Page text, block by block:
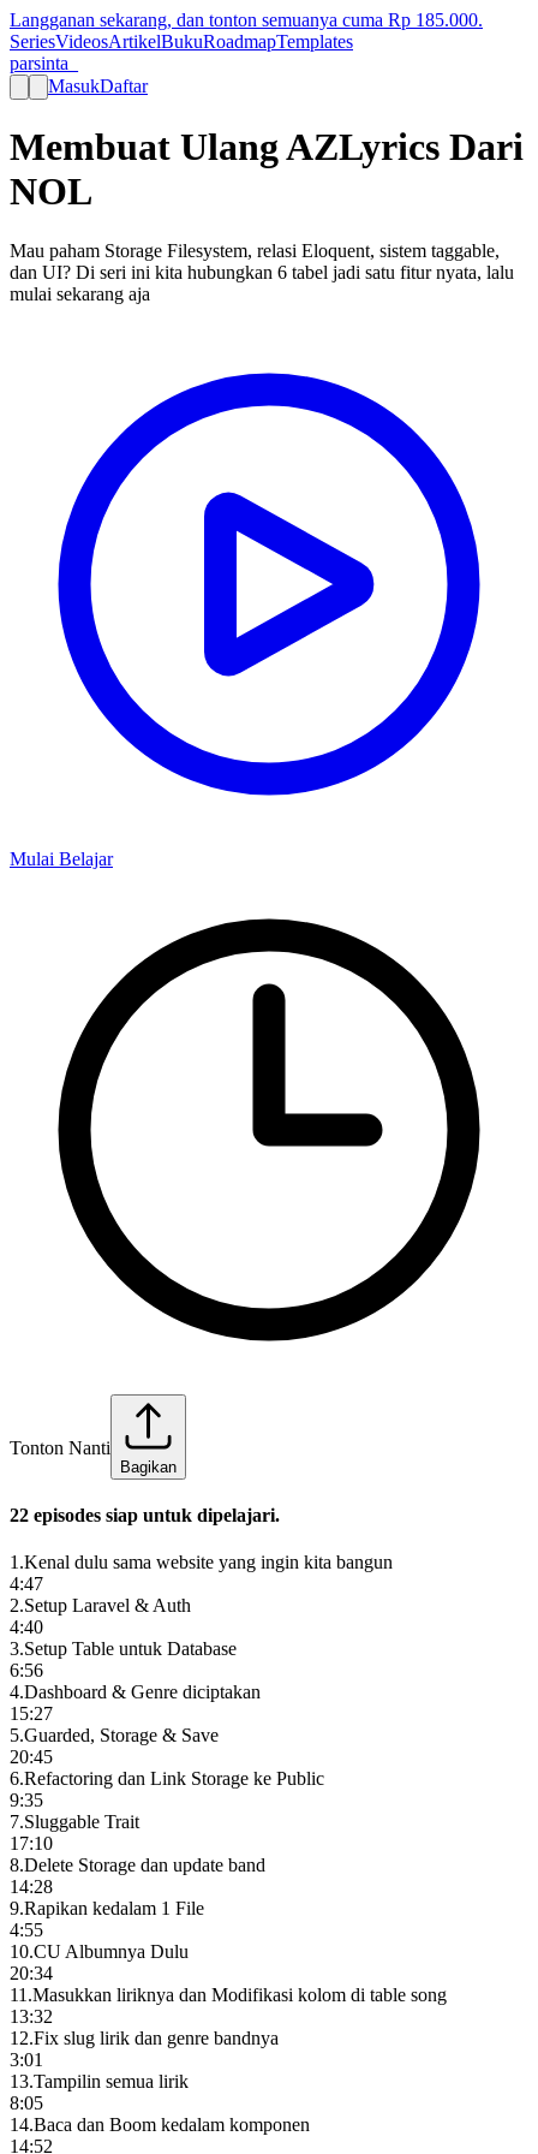
Langganan sekarang, dan tonton semuanya cuma Rp 185.000.
SeriesVideosArtikelBukuRoadmapTemplates
parsinta_
MasukDaftar
Membuat Ulang AZLyrics Dari
NOL
Mau paham Storage Filesystem, relasi Eloquent, sistem taggable,
dan UI? Di seri ini kita hubungkan 6 tabel jadi satu fitur nyata, lalu
mulai sekarang aja
Mulai Belajar
Tonton Nanti
Bagikan
22 episodes siap untuk dipelajari.
1.Kenal dulu sama website yang ingin kita bangun
4:47
2.Setup Laravel & Auth
4:40
3.Setup Table untuk Database
6:56
4.Dashboard & Genre diciptakan
15:27
5.Guarded, Storage & Save
20:45
6.Refactoring dan Link Storage ke Public
9:35
7.Sluggable Trait
17:10
8.Delete Storage dan update band
14:28
9.Rapikan kedalam 1 File
4:55
10.CU Albumnya Dulu
20:34
11.Masukkan liriknya dan Modifikasi kolom di table song
13:32
12.Fix slug lirik dan genre bandnya
3:01
13.Tampilin semua lirik
8:05
14.Baca dan Boom kedalam komponen
14:52